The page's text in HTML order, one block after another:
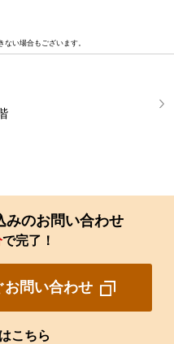
い場合もございます。
みのお問い合わせ
で完了！
お問い合わせ
こちら